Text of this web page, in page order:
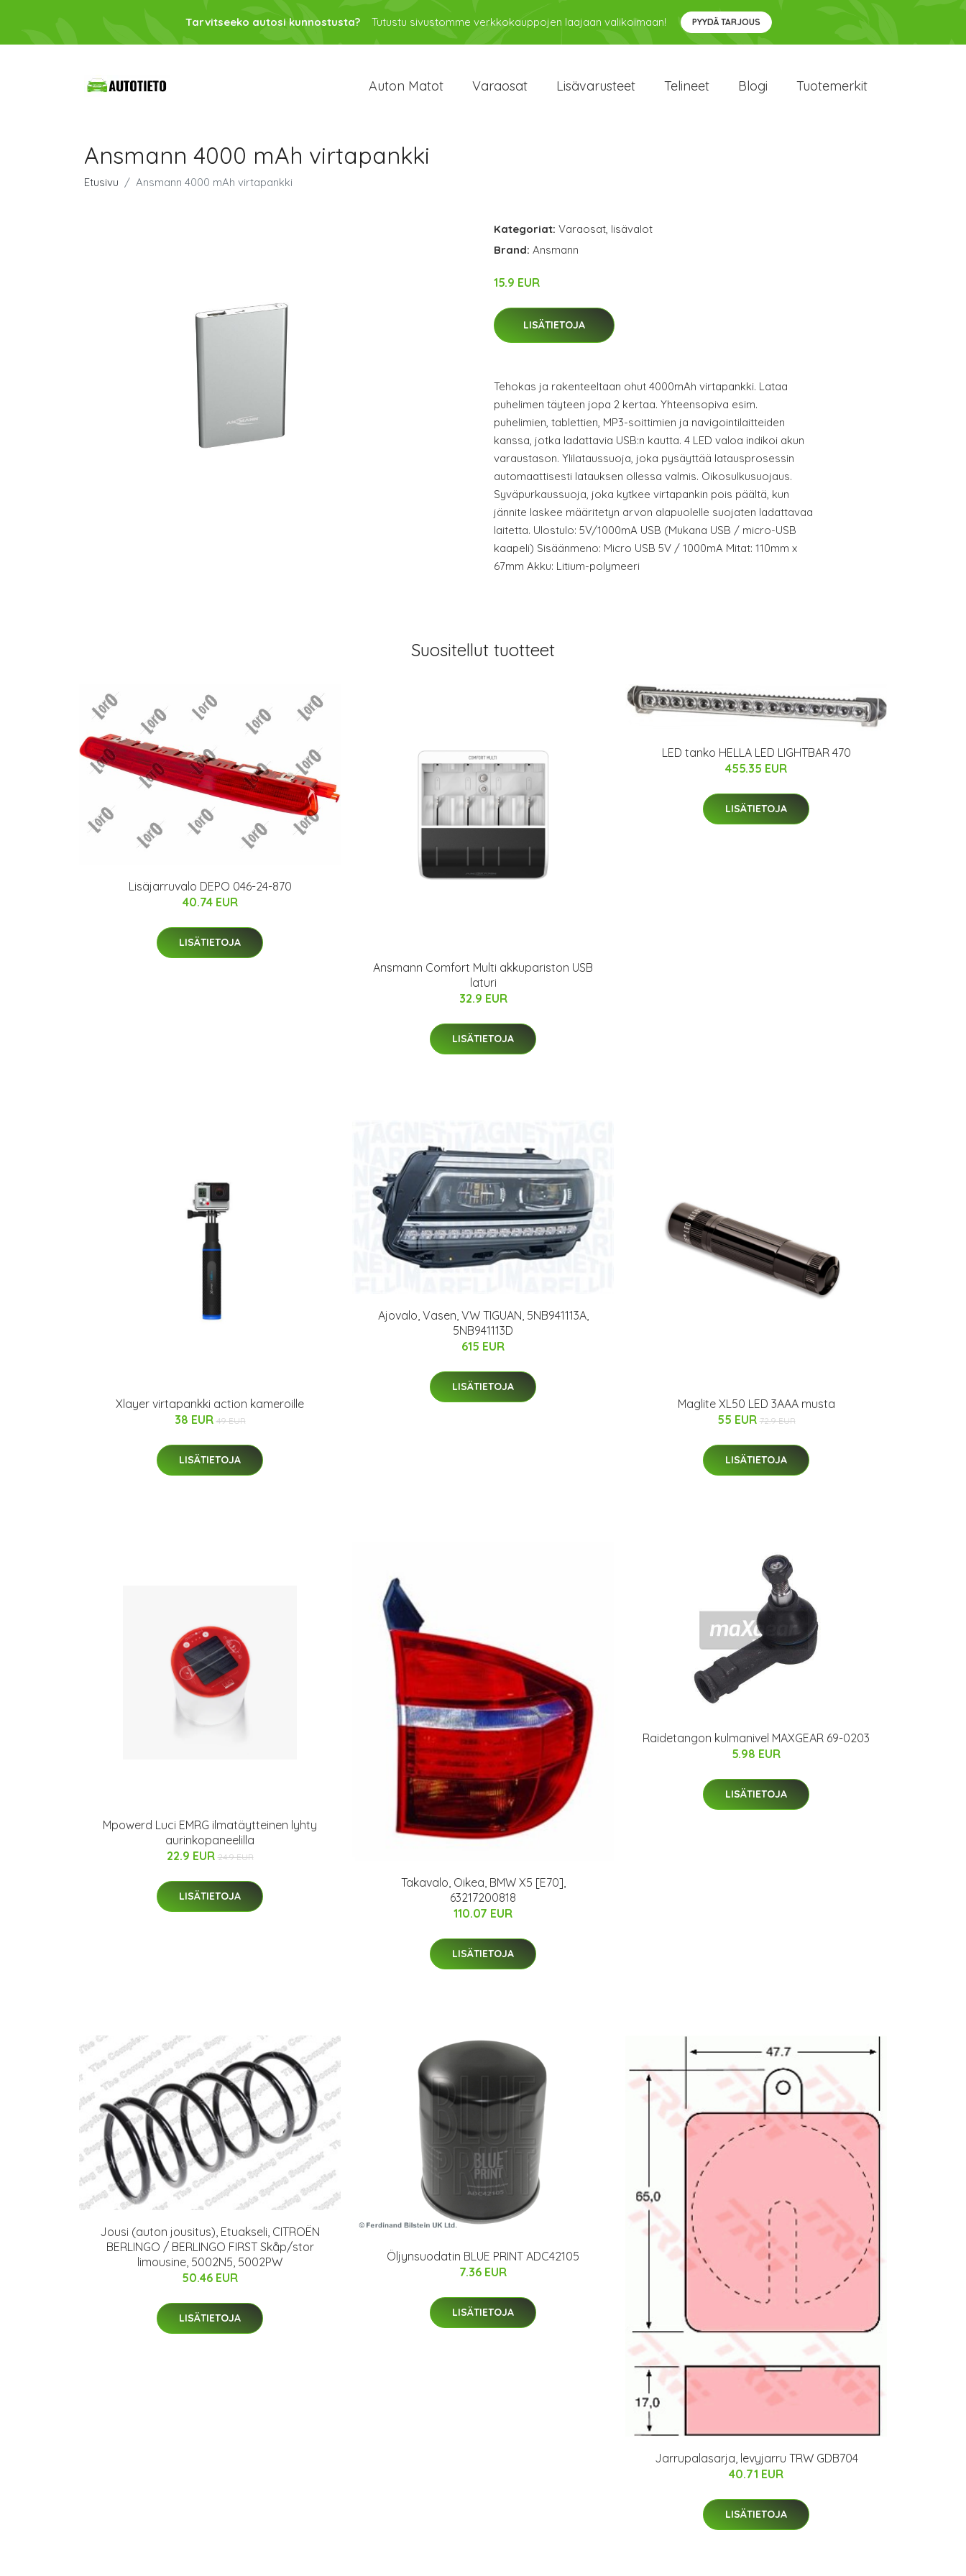
Tarvitseeko autosi kunnostusta? Tutustu sivustomme verkkokauppojen laajaan valikoimaan! PYYDÄ TARJOUS
Auton Matot Varaosat Lisävarusteet Telineet Blogi Tuotemerkit
Ansmann 4000 mAh virtapankki
Etusivu Ansmann 4000 mAh virtapankki
Kategoriat: Varaosat, lisävalot
Brand: Ansmann
15.9 EUR
LISÄTIETOJA
Tehokas ja rakenteeltaan ohut 4000mAh virtapankki. Lataa
puhelimen täyteen jopa 2 kertaa. Yhteensopiva esim.
puhelimien, tablettien, MP3-soittimien ja navigointilaitteiden
kanssa, jotka ladattavia USB:n kautta. 4 LED valoa indikoi akun
varaustason. Ylilataussuoja, joka pysäyttää latausprosessin
automaattisesti latauksen ollessa valmis. Oikosulkusuojaus.
Syväpurkaussuoja, joka kytkee virtapankin pois päältä, kun
jännite laskee määritetyn arvon alapuolelle suojaten ladattavaa
laitetta. Ulostulo: 5V/1000mA USB (Mukana USB / micro-USB
kaapeli) Sisäänmeno: Micro USB 5V / 1000mA Mitat: 110mm x
67mm Akku: Litium-polymeeri
Suositellut tuotteet
Lisäjarruvalo DEPO 046-24-870
40.74 EUR
LISÄTIETOJA
Ansmann Comfort Multi akkupariston USB
laturi
32.9 EUR
LISÄTIETOJA
LED tanko HELLA LED LIGHTBAR 470
455.35 EUR
LISÄTIETOJA
Xlayer virtapankki action kameroille
38 EUR 49 EUR
LISÄTIETOJA
Ajovalo, Vasen, VW TIGUAN, 5NB941113A,
5NB941113D
615 EUR
LISÄTIETOJA
Maglite XL50 LED 3AAA musta
55 EUR 72.9 EUR
LISÄTIETOJA
Mpowerd Luci EMRG ilmatäytteinen lyhty
aurinkopaneelilla
22.9 EUR 24.9 EUR
LISÄTIETOJA
Takavalo, Oikea, BMW X5 [E70],
63217200818
110.07 EUR
LISÄTIETOJA
Raidetangon kulmanivel MAXGEAR 69-0203
5.98 EUR
LISÄTIETOJA
Jousi (auton jousitus), Etuakseli, CITROËN
BERLINGO / BERLINGO FIRST Skåp/stor
limousine, 5002N5, 5002PW
50.46 EUR
LISÄTIETOJA
Öljynsuodatin BLUE PRINT ADC42105
7.36 EUR
LISÄTIETOJA
Jarrupalasarja, levyjarru TRW GDB704
40.71 EUR
LISÄTIETOJA